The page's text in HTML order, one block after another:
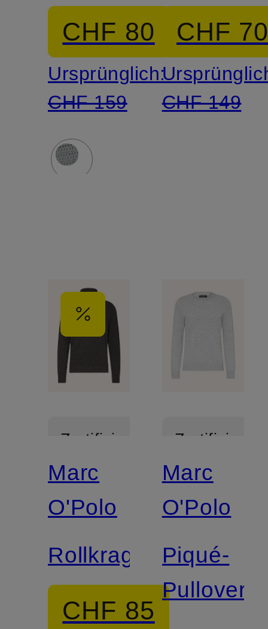
CHF 80
Ursprünglich:
CHF 159
CHF
CHF 149
Zertifiziert
Marc
O'Polo
Rollkragenpullover
CHF 85
Zertifiziert
Marc
O'Polo
Piqué-
Pullover